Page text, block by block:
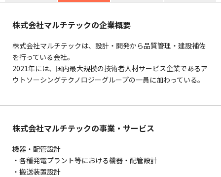
株式会社マルチテックの企業概要
株式会社マルチテックは、設計・開発から品質管理・建設補佐
を行っている会社。
2021年には、国内最大規模の技術者人材サービス企業であるア
ウトソーシングテクノロジーグループの一員に加わっている。
株式会社マルチテックの事業・サービス
機器・配管設計
・各種発電プラント等における機器・配管設計
・搬送装置設計